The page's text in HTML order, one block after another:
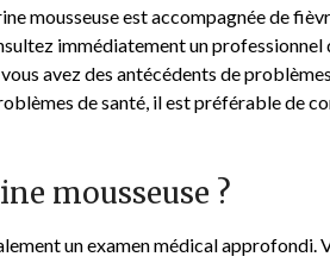
mousseuse est accompagnée de
immédiatement un professionnel
avez des antécédents de
de santé, il est préférable de
mousseuse ?
un examen médical approfondi.